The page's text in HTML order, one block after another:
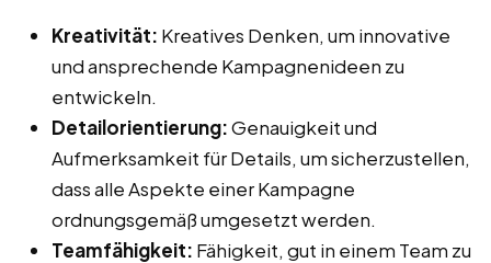
Kreativität: Kreatives Denken, um innovative
und ansprechende Kampagnenideen zu
entwickeln.
Detailorientierung:Genauigkeit und
Aufmerksamkeit für Details, um sicherzustellen,
dass alle Aspekte einer Kampagne
ordnungsgemäß umgesetzt werden.
Teamfähigkeit: Fähigkeit, gut in einem Team zu